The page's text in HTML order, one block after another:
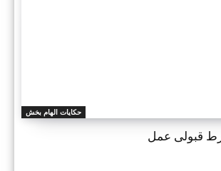
حکایات الهام بخش
قبولی عمل